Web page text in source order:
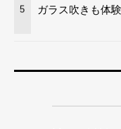
5 ガラス吹きも体